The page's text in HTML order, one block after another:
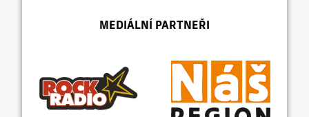
MEDIÁLNÍ PARTNEŘI